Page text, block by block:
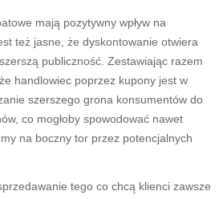
mają pozytywny wpływ na
też jasne, że dyskontowanie otwiera
publiczność. Zestawiając razem
handlowiec poprzez kupony jest w
szerszego grona konsumentów do
co mogłoby spowodować nawet
na boczny tor przez potencjalnych
tego co chcą klienci zawsze